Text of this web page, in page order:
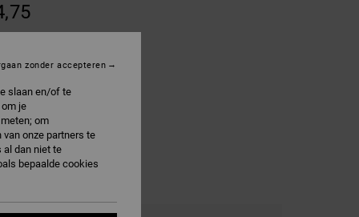
white/black
slaan en/of te
je
om
onze partners te
al dan niet te
bepaalde cookies
zonder accepteren